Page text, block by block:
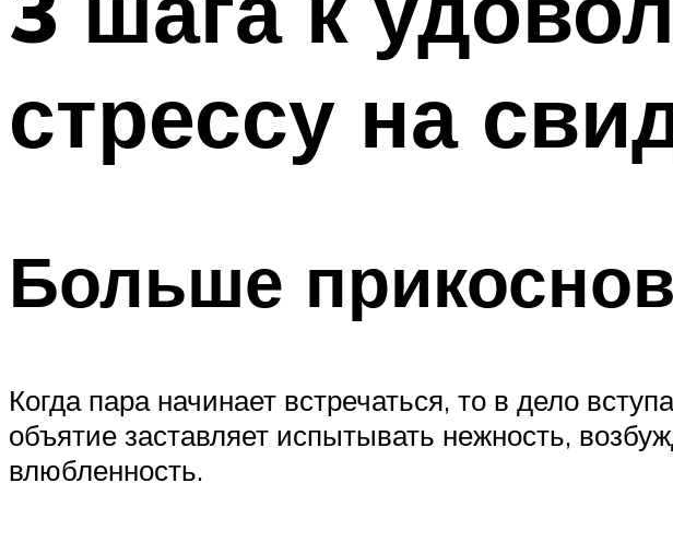
стрессу на
Больше
Когда пара начинает встречаться, то в дело
объятие заставляет испытывать нежность,
влюбленность.